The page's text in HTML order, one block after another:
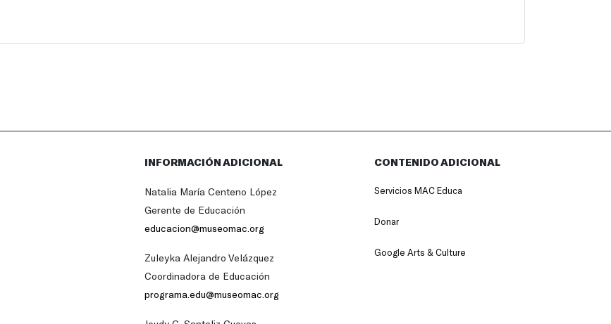
INFORMACIÓN ADICIONAL
Natalia María Centeno López
Gerente de Educación
educacion@museomac.org
Zuleyka Alejandro Velázquez
Coordinadora de Educación
programa.edu@museomac.org
CONTENIDO ADICIONAL
Servicios MAC Educa
Donar
Google Arts & Culture